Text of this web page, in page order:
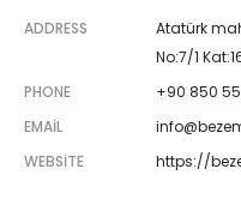
ADDRESS
Atatürk
No:7/1
PHONE
+90 850
EMAIL
WEBSITE
https://